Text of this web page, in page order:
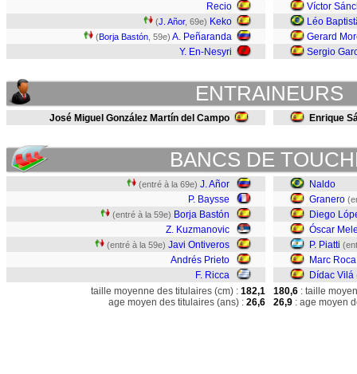
Recio
(J. Añor, 69e) Keko
(Borja Bastón , 59e) A. Peñaranda
Y. En-Nesyri
Víctor
Léo
Gerard
Sergio
ENTRAINEURS
José Miguel González Martín del Campo Enrique
BANCS DE
(entré à la 69e) J. Añor
P. Baysse
(entré à la 59e) Borja Bastón
Z. Kuzmanovic
(entré à la 59e) Javi Ontiveros
Andrés Prieto
F. Ricca
Naldo
Granero
Diego
Óscar
P. Piatti
Marc Roca
Dídac Vilá
taille moyenne des titulaires (cm) : 182,1
age moyen des titulaires (ans) : 26,6
180,6 : taille
26,9 : age moyen